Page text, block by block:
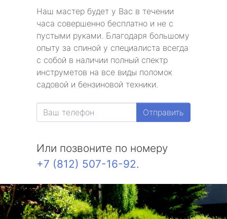
Наш мастер будет у Вас в течении
часа совершенно бесплатно и не с
пустыми руками. Благодаря большому
опыту за спиной у специалиста всегда
с собой в наличии полный спектр
инструметов на все виды поломок
садовой и бензиновой техники.
Отправить
Или позвоните по номеру
+7 (812) 507-16-92.